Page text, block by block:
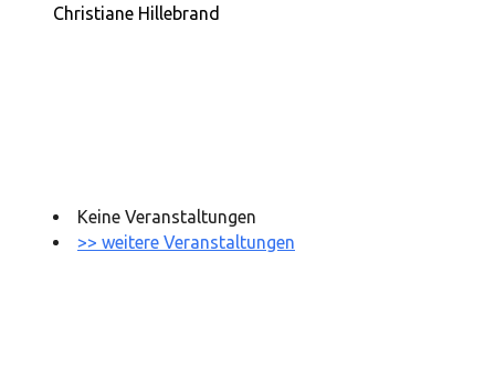
Christiane Hillebrand
Keine Veranstaltungen
>> weitere Veranstaltungen